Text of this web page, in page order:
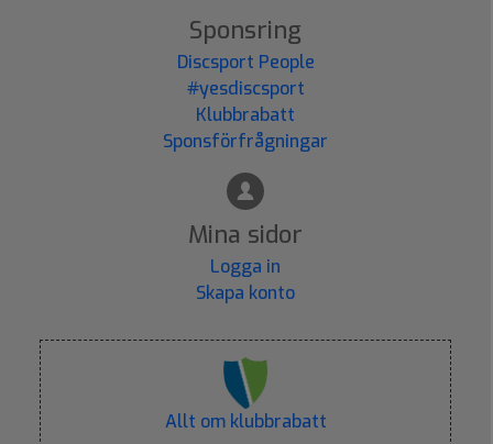
Sponsring
Discsport People
#yesdiscsport
Klubbrabatt
Sponsförfrågningar
Mina sidor
Logga in
Skapa konto
Allt om klubbrabatt